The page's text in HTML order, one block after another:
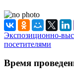
Экспозиционно-
посетителями
Время